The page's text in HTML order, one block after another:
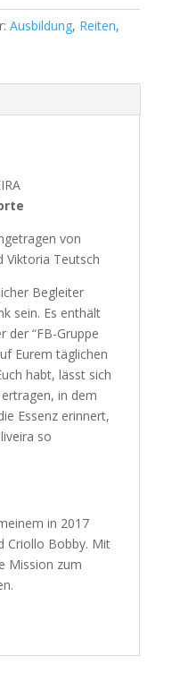
Ausbildung, Reiten,
von
Viktoria Teutsch
Begleiter
sein. Es enthält
der “FB-Gruppe
Eurem täglichen
habt, lässt sich
in dem
Essenz erinnert,
so
in 2017
Criollo Bobby. Mit
Mission zum